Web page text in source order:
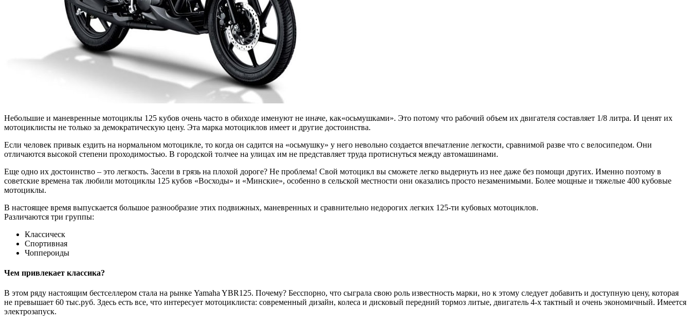
Небольшие и маневренные мотоциклы 125 кубов очень часто в обиходе именуют не иначе, как«осьмушками». Это потому что рабочий объем их двигателя составляет 1/8 литра. И ценят их
мотоциклисты не только за демократическую цену. Эта марка мотоциклов имеет и другие достоинства.
Если человек привык ездить на нормальном мотоцикле, то когда он садится на «осьмушку» у него невольно создается впечатление легкости, сравнимой разве что с велосипедом. Они
отличаются высокой степени проходимостью. В городской толчее на улицах им не представляет труда протиснуться между автомашинами.
Еще одно их достоинство – это легкость. Засели в грязь на плохой дороге? Не проблема! Свой мотоцикл вы сможете легко выдернуть из нее даже без помощи других. Именно поэтому в
советские времена так любили мотоциклы 125 кубов «Восходы» и «Минские», особенно в сельской местности они оказались просто незаменимыми. Более мощные и тяжелые 400 кубовые
мотоциклы.
В настоящее время выпускается большое разнообразие этих подвижных, маневренных и сравнительно недорогих легких 125-ти кубовых мотоциклов.
Различаются три группы:
Классическ
Спортивная
Чоппероиды
Чем привлекает классика?
В этом ряду настоящим бестселлером стала на рынке Yamaha YBR125. Почему? Бесспорно, что сыграла свою роль известность марки, но к этому следует добавить и доступную цену, которая
не превышает 60 тыс.руб. Здесь есть все, что интересует мотоциклиста: современный дизайн, колеса и дисковый передний тормоз литые, двигатель 4-х тактный и очень экономичный. Имеется
электрозапуск.